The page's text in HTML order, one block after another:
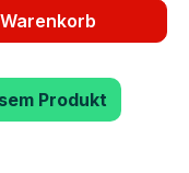
gewünschten
Produkt